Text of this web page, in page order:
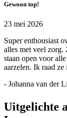
Gewoon top!
23 mei 2026
Super enthousiast
alles met veel zorg.
staan open voor
aarzelen. Ik raad ze
- Johanna van der
Uitgelichte